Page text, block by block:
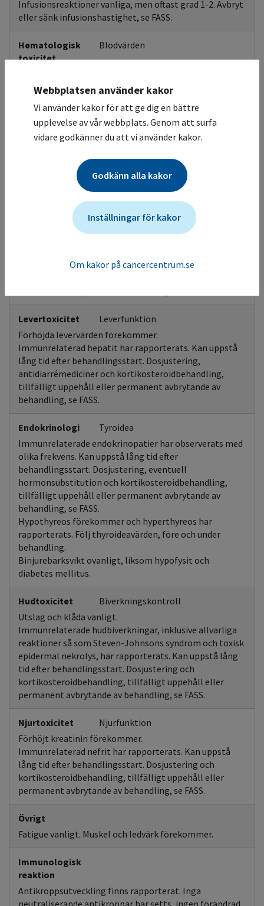
Infusionsreaktioner vanliga, men oftast grad 1-2. Avbryt
eller sänk infusionshastighet, se FASS.
Hematologisk
toxicitet
Blodvärden
Företagsbekräftade uppgifter.
Andningsvägar
Biverkningskontroll
Immunrelaterad pneumonit förekommer. Utred vid
misstanke. Kan uppstå lång tid efter behandlingsstart.
Dosjustering och kortikosteroidbehandling, tillfälligt
uppehåll eller permanent avbrytande av behandling, se
Gastrointestinal
lång tid efter behandlingsstart. Dosjustering och
Levertoxicitet
Leverfunktion
Förhöjda levervärden förekommer.
Immunrelaterad hepatit har rapporterats. Kan uppstå
lång tid efter behandlingsstart. Dosjustering,
antidiarrémediciner och kortikosteroidbehandling,
tillfälligt uppehåll eller permanent avbrytande av
behandling, se FASS.
Endokrinologi
Tyroidea
Immunrelaterade endokrinopatier har observerats med
olika frekvens. Kan uppstå lång tid efter
behandlingsstart. Dosjustering, eventuell
hormonsubstitution och kortikosteroidbehandling,
tillfälligt uppehåll eller permanent avbrytande av
behandling, se FASS.
Hypothyreos förekommer och hyperthyreos har
rapporterats. Följ thyroideavärden, före och under
behandling.
Binjurebarksvikt ovanligt, liksom hypofysit och
diabetes mellitus.
Hudtoxicitet
Biverkningskontroll
Utslag och klåda vanligt.
Immunrelaterade hudbiverkningar, inklusive allvarliga
reaktioner så som Steven-Johnsons syndrom och toxisk
epidermal nekrolys, har rapporterats. Kan uppstå lång
tid efter behandlingsstart. Dosjustering och
kortikosteroidbehandling, tillfälligt uppehåll eller
permanent avbrytande av behandling, se FASS.
Njurtoxicitet
Njurfunktion
Förhöjt kreatinin förekommer.
Immunrelaterad nefrit har rapporterats. Kan uppstå
lång tid efter behandlingsstart. Dosjustering och
kortikosteroidbehandling, tillfälligt uppehåll eller
permanent avbrytande av behandling, se FASS.
Övrigt
Fatigue vanligt. Muskel och ledvärk förekommer.
Immunologisk
reaktion
Antikroppsutveckling finns rapporterat. Inga
neutraliserande antikroppar har setts, ingen förändrad
Webbplatsen använder kakor
Vi använder kakor för att ge dig en bättre
upplevelse av vår webbplats. Genom att surfa
vidare godkänner du att vi använder kakor.
Godkänn alla kakor
Inställningar för kakor
Om kakor på cancercentrum.se